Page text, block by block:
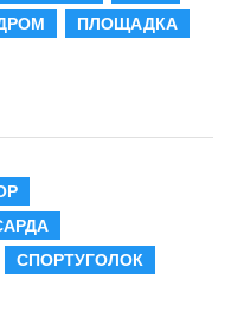
ПЛОЩАДКА
СПОРТУГОЛОК